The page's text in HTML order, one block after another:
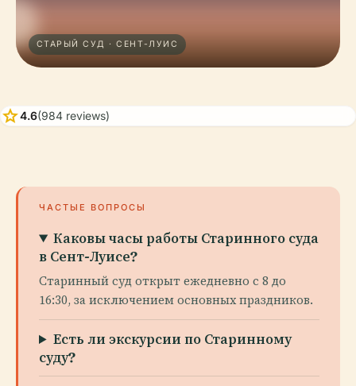
СТАРЫЙ СУД · СЕНТ-ЛУИС
star4.6(984 reviews)
ЧАСТЫЕ ВОПРОСЫ
Каковы часы работы Старинного суда
в Сент-Луисе?
Старинный суд открыт ежедневно с 8 до
16:30, за исключением основных праздников.
Есть ли экскурсии по Старинному
суду?